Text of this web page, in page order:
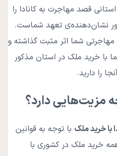
قصد مهاجرت به کانادا را
نشان‌دهنده‌ی تعهد شماست.
مهاجرتی شما اثر مثبت گذاشته و
با خرید ملک در استان مذکور
را دارید.
مزیت‌هایی دارد؟
با خرید ملک با توجه به قوانین
خرید ملک در کشوری با